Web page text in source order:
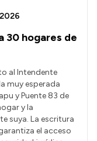
30 hogares de
al Intendente
muy esperada
y Puente 83 de
y la
suya. La escritura
el acceso